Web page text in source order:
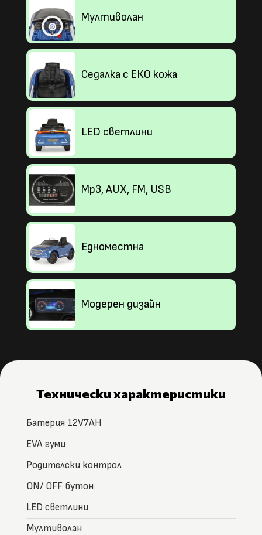
Мултиволан
Седалка с ЕКО кожа
LED светлини
Mp3, AUX, FM, USB
Едноместна
Модерен дизайн
Технически характеристики
Батерия 12V7AH
EVA гуми
Родителски контрол
ON/ OFF бутон
LED светлини
Мултиволан